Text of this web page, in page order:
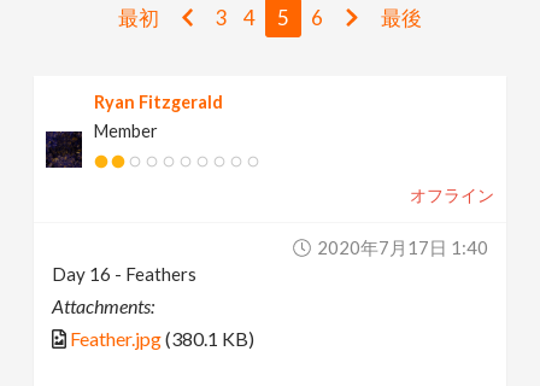
g
最初 3 4 5 6 最後
Ryan Fitzgerald
Member
オフライン
2020年7月17日 1:40
Day 16 - Feathers
Attachments:
Feather.jpg(380.1 KB)